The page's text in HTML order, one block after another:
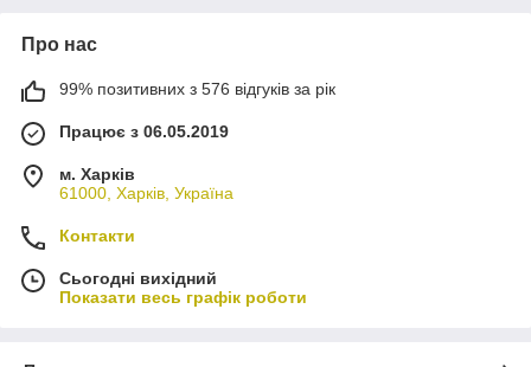
Про нас
99% позитивних з 576 відгуків за рік
Працює з 06.05.2019
м. Харків
61000, Харків, Україна
Контакти
Сьогодні вихідний
Показати весь графік роботи